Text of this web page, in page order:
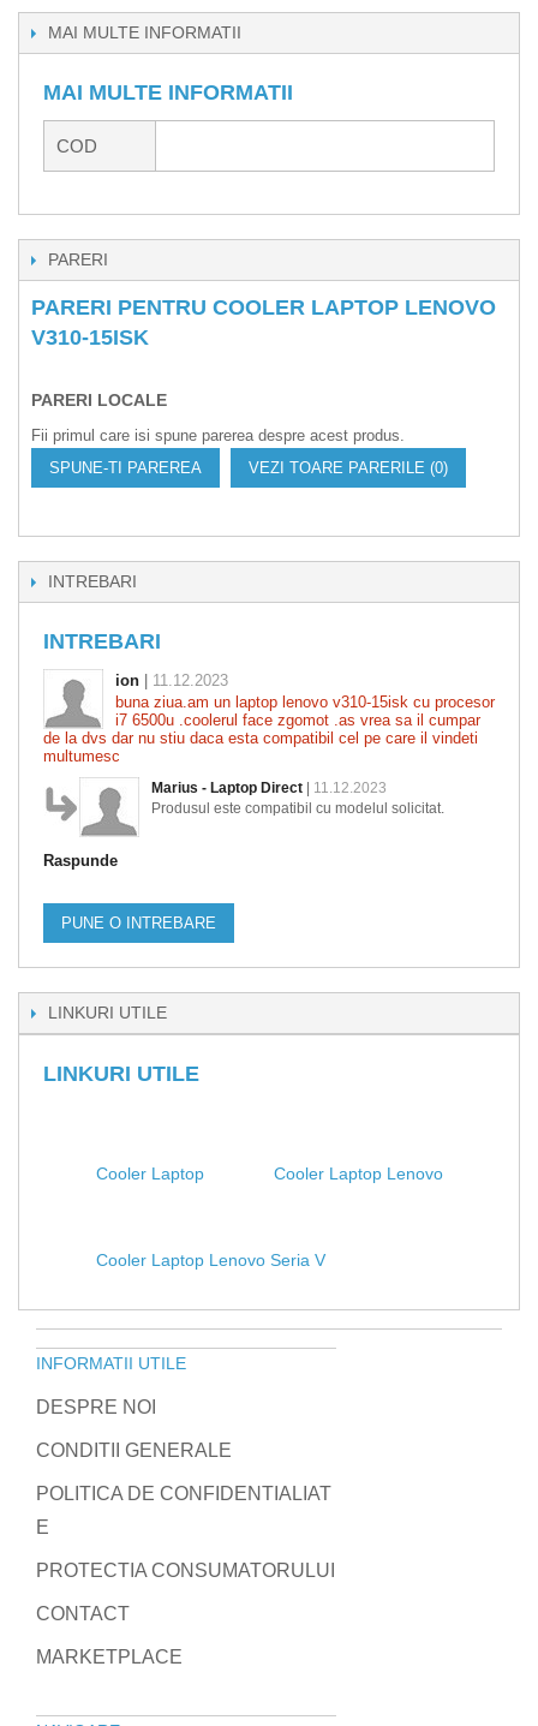
MAI MULTE INFORMATII
MAI MULTE INFORMATII
COD
PARERI
PARERI PENTRU COOLER LAPTOP LENOVO
V310-15ISK
PARERI LOCALE
Fii primul care isi spune parerea despre acest produs.
SPUNE-TI PAREREA
VEZI TOARE PARERILE (0)
INTREBARI
INTREBARI
ion | 11.12.2023
buna ziua.am un laptop lenovo v310-15isk cu procesor
i7 6500u .coolerul face zgomot .as vrea sa il cumpar
de la dvs dar nu stiu daca esta compatibil cel pe care il vindeti
multumesc
Marius - Laptop Direct | 11.12.2023
Produsul este compatibil cu modelul solicitat.
Raspunde
PUNE O INTREBARE
LINKURI UTILE
LINKURI UTILE
Cooler Laptop Cooler Laptop Lenovo
Cooler Laptop Lenovo Seria V
INFORMATII UTILE
DESPRE NOI
CONDITII GENERALE
POLITICA DE CONFIDENTIALIAT
E
PROTECTIA CONSUMATORULUI
CONTACT
MARKETPLACE